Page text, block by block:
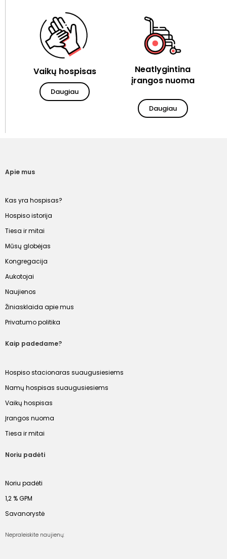
Vaikų hospisas
Daugiau
Neatlygintina
įrangos nuoma
Daugiau
Apie mus
Kas yra hospisas?
Hospiso istorija
Tiesa ir mitai
Mūsų globėjas
Kongregacija
Aukotojai
Naujienos
Žiniasklaida apie mus
Privatumo politika
Kaip padedame?
Hospiso stacionaras suaugusiesiems
Namų hospisas suaugusiesiems
Vaikų hospisas
Įrangos nuoma
Tiesa ir mitai
Noriu padėti
Noriu padėti
1,2 % GPM
Savanorystė
Nepraleiskite naujienų: